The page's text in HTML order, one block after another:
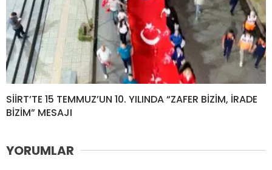
SİİRT’TE 15 TEMMUZ’UN 10. YILINDA “ZAFER BİZİM, İRADE
BİZİM” MESAJI
YORUMLAR